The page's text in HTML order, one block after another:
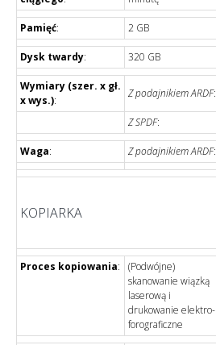
Pamięć: 2 GB
Dysk twardy: 320 GB
Wymiary (szer. x gł.
x wys.):
Z podajnikiem ARDF:
Z SPDF:
Waga: Z podajnikiem ARDF:
KOPIARKA
Proces kopiowania:
(Podwójne)
skanowanie wiązką
laserową i
drukowanie elektro-
forograficzne